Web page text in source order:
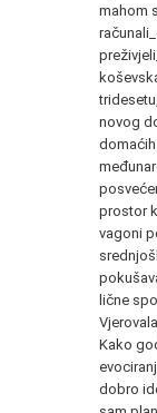
mahom
novog
prostor
vagoni
lične
Kako
dobro